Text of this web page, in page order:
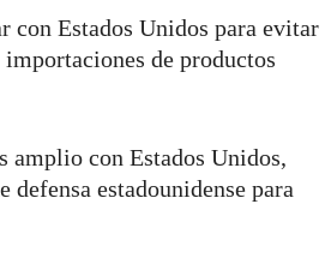
con Estados Unidos para evitar
de productos
amplio con Estados Unidos,
estadounidense para